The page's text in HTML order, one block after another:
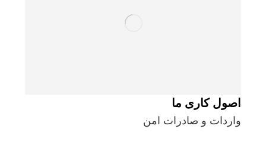
اصول کاری ما
واردات و صادرات امن